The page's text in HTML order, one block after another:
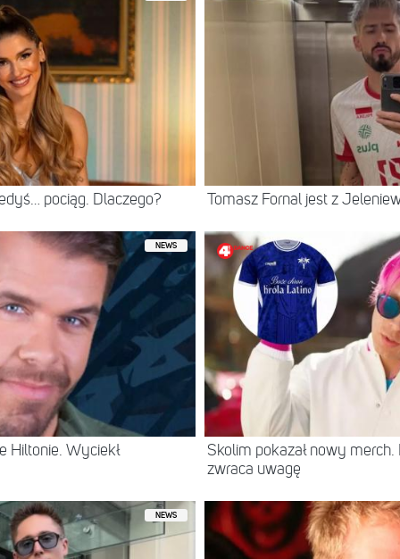
pociąg. Dlaczego? Tomasz Fornal jest z
NEWS
Hiltonie. Wyciekł
Skolim pokazał nowy
zwraca uwagę
NEWS